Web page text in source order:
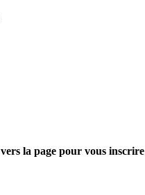
la page pour vous inscrire